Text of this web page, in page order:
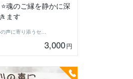
魂のご縁を静かに深
ます
おと ｜心の声に寄り添うセラピスト
3,000円